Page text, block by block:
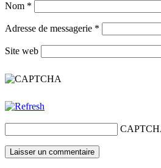
Nom *
Adresse de messagerie *
Site web